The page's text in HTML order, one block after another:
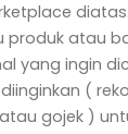
diatas.
produk atau
yang ingin
(
gojek )